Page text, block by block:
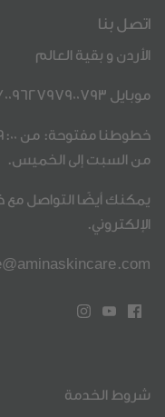
اتصل بنا
الأردن و بقية العالم
موبايل 00962797900793
من السبت إلى الخميس.
يمكنك أيضًا التواصل مع
الإلكتروني.
شروط الخدمة